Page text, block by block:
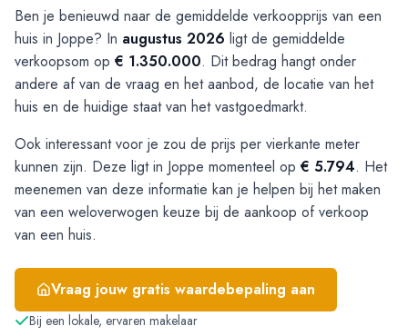
Ben je benieuwd naar de gemiddelde verkoopprijs van een
huis in Joppe? In augustus 2026 ligt de gemiddelde
verkoopsom op € 1.350.000. Dit bedrag hangt onder
andere af van de vraag en het aanbod, de locatie van het
huis en de huidige staat van het vastgoedmarkt.
Ook interessant voor je zou de prijs per vierkante meter
kunnen zijn. Deze ligt in Joppe momenteel op € 5.794. Het
meenemen van deze informatie kan je helpen bij het maken
van een weloverwogen keuze bij de aankoop of verkoop
van een huis.
Vraag jouw gratis waardebepaling aan
Bij een lokale, ervaren makelaar